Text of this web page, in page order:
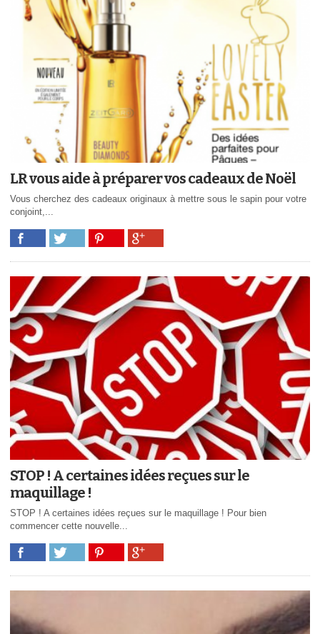
LR vous aide à préparer vos cadeaux de Noël
Vous cherchez des cadeaux originaux à mettre sous le sapin pour votre
conjoint,...
STOP ! A certaines idées reçues sur le
maquillage !
STOP ! A certaines idées reçues sur le maquillage ! Pour bien
commencer cette nouvelle...